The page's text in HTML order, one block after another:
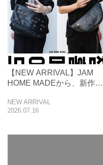
【NEW ARRIVAL】JAM
HOME MADEから、新作バ
NEW ARRIVAL
2026.07.16